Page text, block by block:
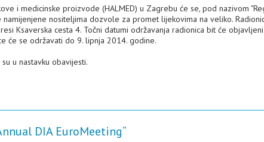
i medicinske proizvode (HALMED) u Zagrebu će se, pod nazivom
namijenjene nositeljima dozvole za promet lijekovima na veliko.
Ksaverska cesta 4. Točni datumi održavanja radionica bit će
će se održavati do 9. lipnja 2014. godine.
u nastavku obavijesti.
DIA EuroMeeting“